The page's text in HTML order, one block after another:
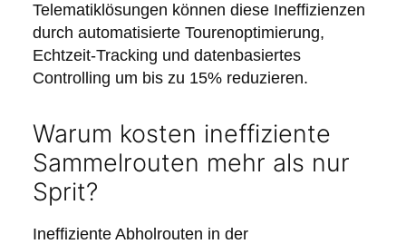
Telematiklösungen können diese Ineffizienzen
durch automatisierte Tourenoptimierung,
Echtzeit-Tracking und datenbasiertes
Controlling um bis zu 15% reduzieren.
Warum kosten ineffiziente
Sammelrouten mehr als nur
Sprit?
Ineffiziente Abholrouten in der